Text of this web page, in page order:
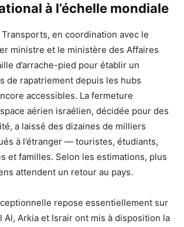
à l’échelle mondiale
en coordination avec le
ministre et le ministère des Affaires
d’arrache-pied pour établir un
de rapatriement depuis les hubs
accessibles. La fermeture
aérien israélien, décidée pour des
a laissé des dizaines de milliers
à l’étranger — touristes, étudiants,
et familles. Selon les estimations, plus
attendent un retour au pays.
repose essentiellement sur
Al, Arkia et Israir ont mis à disposition la